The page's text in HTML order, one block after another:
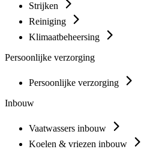
Strijken
Reiniging
Klimaatbeheersing
Persoonlijke verzorging
Persoonlijke verzorging
Inbouw
Vaatwassers inbouw
Koelen & vriezen inbouw